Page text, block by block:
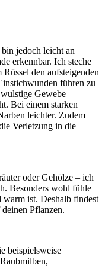
jedoch leicht an
erkennbar. Ich steche
den aufsteigenden
führen zu
Gewebe
Bei einem starken
leichter. Zudem
Verletzung in die
oder Gehölze – ich
Besonders wohl fühle
ist. Deshalb findest
Pflanzen.
beispielsweise